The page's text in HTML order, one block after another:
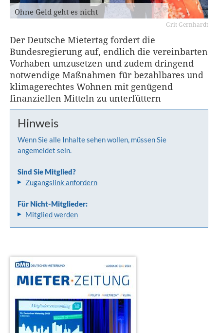
Ohne Geld geht es nicht
Grit Gernhardt
Der Deutsche Mietertag fordert die
Bundesregierung auf, endlich die vereinbarten
Vorhaben umzusetzen und zudem dringend
notwendige Maßnahmen für bezahlbares und
klimagerechtes Wohnen mit genügend
finanziellen Mitteln zu unterfüttern
Hinweis
Wenn Sie alle Inhalte sehen wollen, müssen Sie
angemeldet sein.
Sind Sie Mitglied?
Zugangslink anfordern
Für Nicht-Mitglieder:
Mitglied werden